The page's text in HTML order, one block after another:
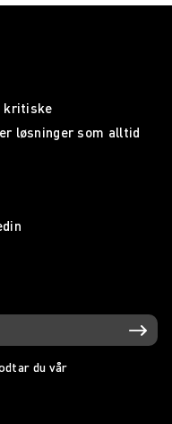
kritiske
løsninger som alltid
du vår